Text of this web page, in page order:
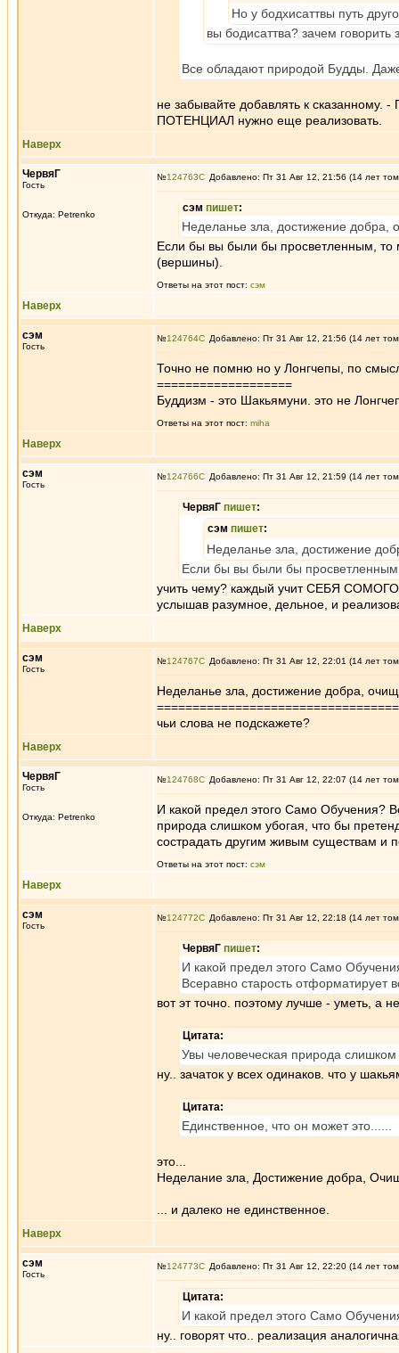
Но у бодхисаттвы путь
вы бодисаттва? зачем говорить
Все обладают природой Будды.
не забывайте добавлять к
ПОТЕНЦИАЛ нужно еще реализовать.
Наверх
ЧервяГ
Гость
Откуда: Petrenko
№124763 Добавлено: Пт 31 Авг 12, 21:56 (14 лет
сэм пишет:
Неделанье зла, достижение добра,
Если бы вы были бы просветленным, то
(вершины).
Ответы на этот пост: сэм
Наверх
сэм
Гость
№124764 Добавлено: Пт 31 Авг 12, 21:56 (14 лет
Точно не помню но у Лонгчепы, по
===================
Буддизм - это Шакьямуни. это не
Ответы на этот пост: miha
Наверх
сэм
Гость
№124766 Добавлено: Пт 31 Авг 12, 21:59 (14 лет
ЧервяГ пишет:
сэм пишет:
Неделанье зла, достижение
Если бы вы были бы
учить чему? каждый учит СЕБЯ
услышав разумное, дельное, и
Наверх
сэм
Гость
№124767 Добавлено: Пт 31 Авг 12, 22:01 (14 лет
Неделанье зла, достижение добра,
чьи слова не подскажете?
Наверх
ЧервяГ
Гость
Откуда: Petrenko
№124768 Добавлено: Пт 31 Авг 12, 22:07 (14 лет
И какой предел этого Само Обучения?
природа слишком убогая, что бы
сострадать другим живым существам и
Ответы на этот пост: сэм
Наверх
сэм
Гость
№124772 Добавлено: Пт 31 Авг 12, 22:18 (14 лет
ЧервяГ пишет:
И какой предел этого Само
Всеравно старость отформатирует
вот эт точно. поэтому лучше - уметь, а
Цитата:
Увы человеческая природа
ну.. зачаток у всех одинаков. что у
Цитата:
Единственное, что он может это......
это...
Неделание зла, Достижение добра,
... и далеко не единственное.
Наверх
сэм
Гость
№124773 Добавлено: Пт 31 Авг 12, 22:20 (14 лет
Цитата:
И какой предел этого Само
ну.. говорят что.. реализация